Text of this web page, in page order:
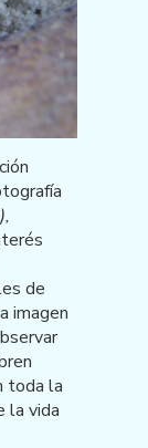
de
imagen
toda la
la vida